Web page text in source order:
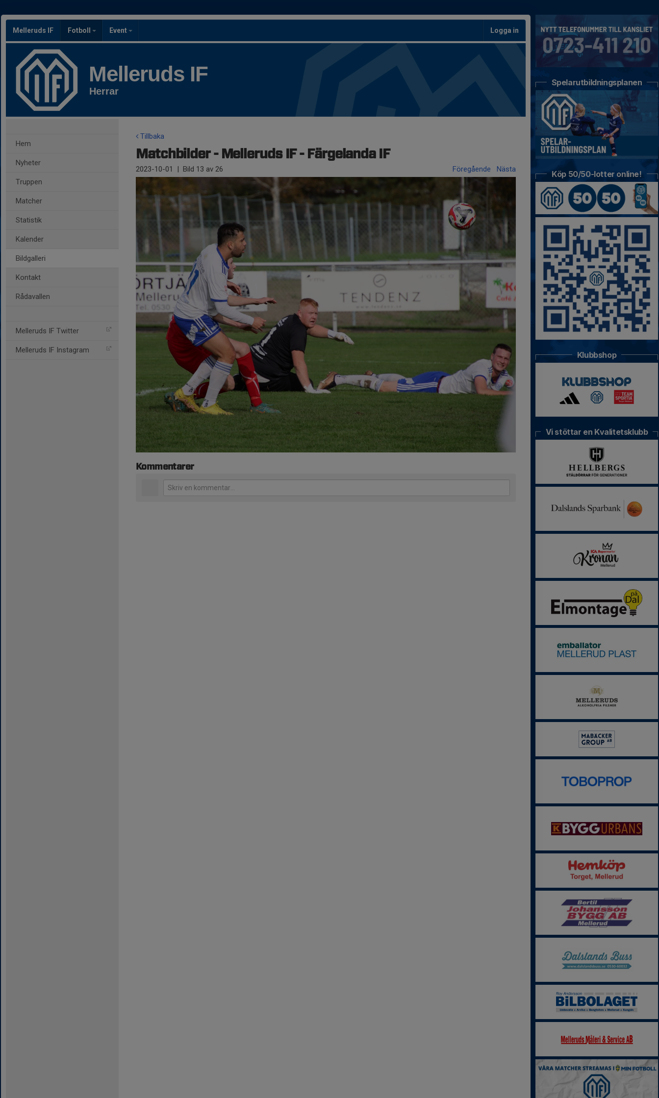
Melleruds IF Fotboll Event Logga in
Melleruds IF
Herrar
Hem
Nyheter
Truppen
Matcher
Statistik
Kalender
Bildgalleri
Kontakt
Rådavallen
Melleruds IF Twitter
Melleruds IF Instagram
Tillbaka
Matchbilder - Melleruds IF - Färgelanda IF
2023-10-01 | Bild 13 av 26 Föregående Nästa
Kommentarer
Spelarutbildningsplanen
Köp 50/50-lotter online!
Klubbshop
Vi stöttar en Kvalitetsklubb